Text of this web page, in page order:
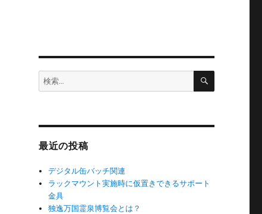
検
索:
検
最近の投稿
デジタル缶バッチ関連
ラックマウント実施時に仮置きできるサポート
金具
独逸万国霊泉博覧会とは？